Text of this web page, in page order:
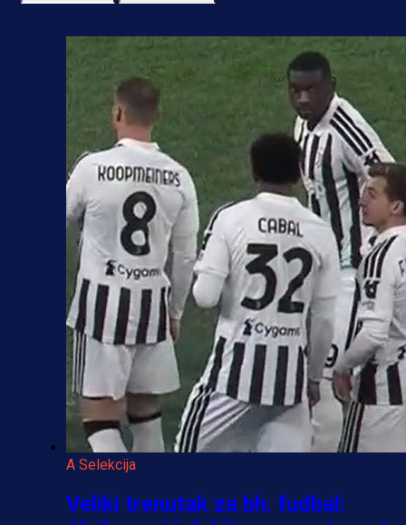
A Selekcija
Veliki trenutak za bh. fudbal: